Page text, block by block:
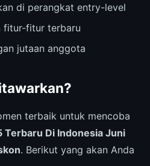
di perangkat entry-level
fitur-fitur terbaru
jutaan anggota
terbaik untuk mencoba
Di Indonesia Juni
. Berikut yang akan Anda